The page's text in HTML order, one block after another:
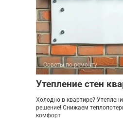
Советы по ремонту
Утепление стен
Холодно в квартире?
решение! Снижаем
комфорт